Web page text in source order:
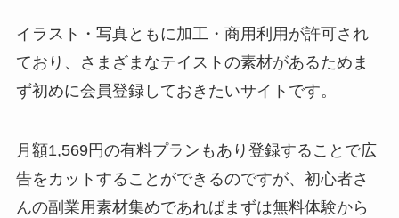
イラスト・写真ともに加工・商用利用が許可され
ており、さまざまなテイストの素材があるためま
ず初めに会員登録しておきたいサイトです。
月額1,569円の有料プランもあり登録することで広
告をカットすることができるのですが、初心者さ
んの副業用素材集めであればまずは無料体験から